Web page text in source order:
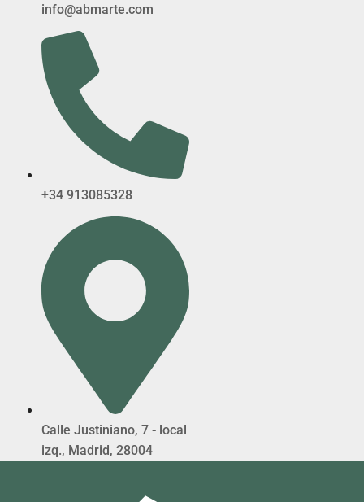
info@abmarte.com
+34 913085328
Calle Justiniano, 7 - local
izq., Madrid, 28004